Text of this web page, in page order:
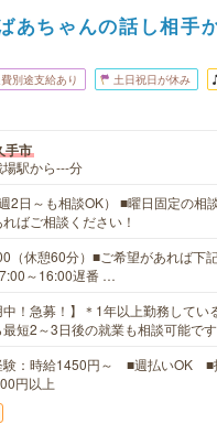
ちゃんの話し相手
別途支給あり 土日祝日が休み
手市
駅から---分
2日～も相談OK） ■曜日固定の相
ばご相談ください！
（休憩60分）■ご希望があれば下
～16:00遅番 …
中！急募！】＊1年以上勤務してい
短2～3日後の就業も相談可能です
験：時給1450円～ ■週払いOK
円以上